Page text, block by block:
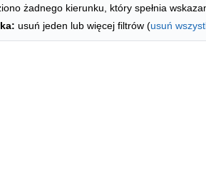
żadnego kierunku, który spełnia
usuń jeden lub więcej filtrów (usuń